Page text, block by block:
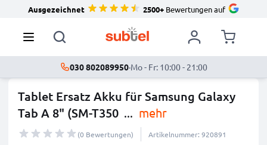
Ausgezeichnet 2500+Bewertungen auf
030 802089950·Mo - Fr: 10:00 - 21:00
Tablet Ersatz Akku für Samsung Galaxy
Tab A 8" (SM-T350 ... mehr
(0 Bewertungen) Artikelnummer: 920891